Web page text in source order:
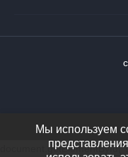
Мы используем